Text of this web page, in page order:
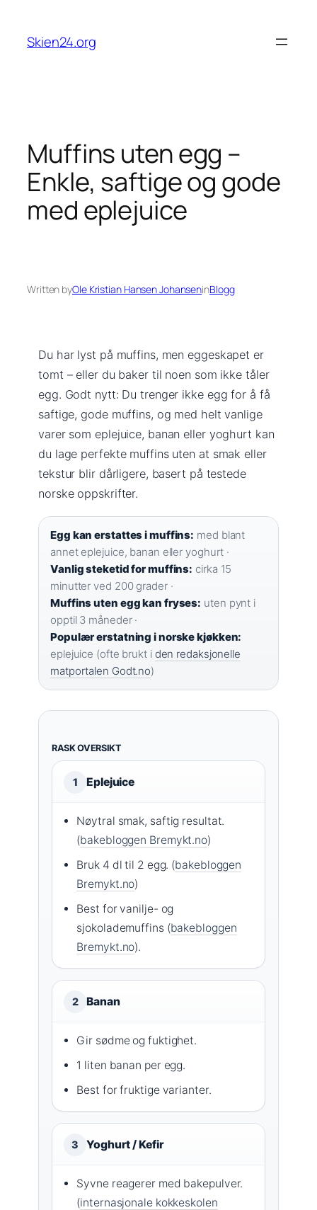
content
Skien24.org
Muffins uten egg –
Enkle, saftige og gode
med eplejuice
Written byOle Kristian Hansen JohanseninBlogg
Du har lyst på muffins, men eggeskapet er
tomt – eller du baker til noen som ikke tåler
egg. Godt nytt: Du trenger ikke egg for å få
saftige, gode muffins, og med helt vanlige
varer som eplejuice, banan eller yoghurt kan
du lage perfekte muffins uten at smak eller
tekstur blir dårligere, basert på testede
norske oppskrifter.
Egg kan erstattes i muffins: med blant
annet eplejuice, banan eller yoghurt ·
Vanlig steketid for muffins: cirka 15
minutter ved 200 grader ·
Muffins uten egg kan fryses: uten pynt i
opptil 3 måneder ·
Populær erstatning i norske kjøkken:
eplejuice (ofte brukt i den redaksjonelle
matportalen Godt.no)
RASK OVERSIKT
1 Eplejuice
Nøytral smak, saftig resultat.
(bakebloggen Bremykt.no)
Bruk 4 dl til 2 egg. (bakebloggen
Bremykt.no)
Best for vanilje- og
sjokolademuffins (bakebloggen
Bremykt.no).
2 Banan
Gir sødme og fuktighet.
1 liten banan per egg.
Best for fruktige varianter.
3 Yoghurt / Kefir
Syvne reagerer med bakepulver.
(internasjonale kokkeskolen